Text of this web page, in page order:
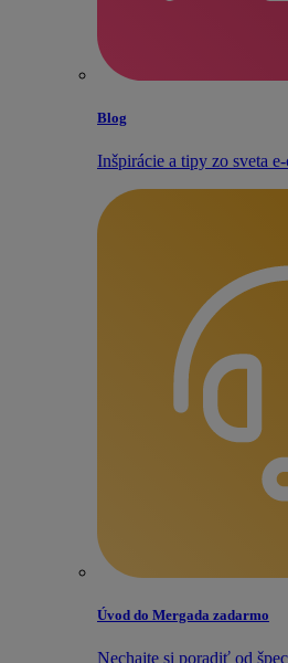
Blog
Inšpirácie a tipy zo sveta
Úvod do Mergada zadarmo
Nechajte si poradiť od